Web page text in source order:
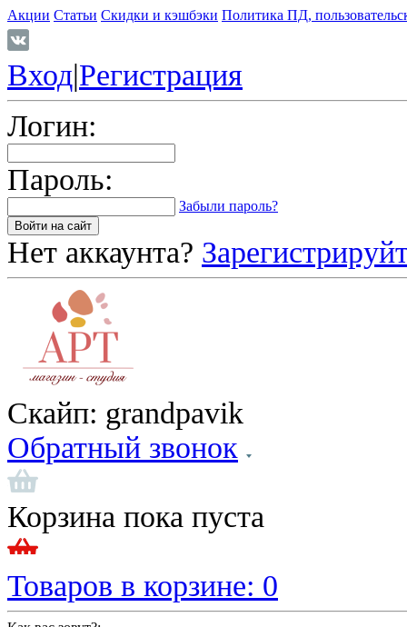
Акции Статьи Скидки и кэшбэки Политика ПД,
Вход|Регистрация
Логин:
Пароль:
Забыли пароль?
Нет аккаунта?
Скайп: grandpavik
Обратный звонок
Корзина пока пуста
Товаров в корзине: 0